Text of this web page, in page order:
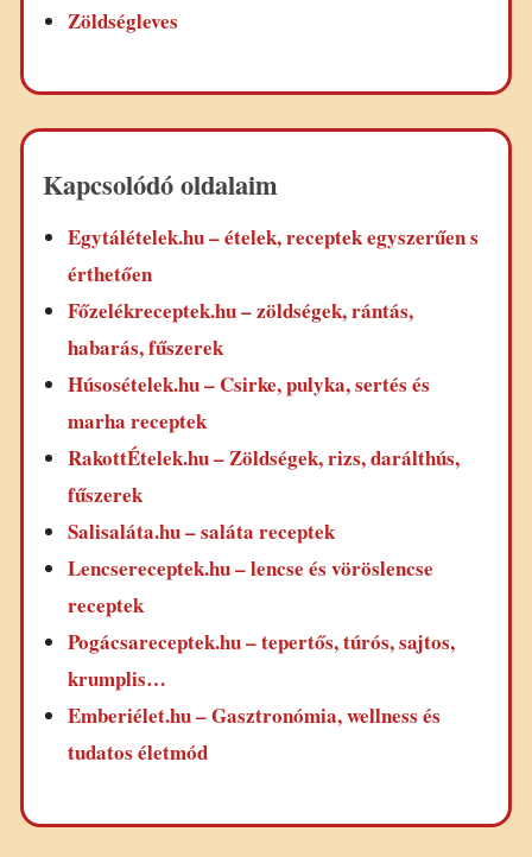
Zöldségleves
Kapcsolódó oldalaim
Egytálételek.hu – ételek, receptek egyszerűen s
érthetően
Főzelékreceptek.hu – zöldségek, rántás,
habarás, fűszerek
Húsosételek.hu – Csirke, pulyka, sertés és
marha receptek
RakottÉtelek.hu – Zöldségek, rizs, darálthús,
fűszerek
Salisaláta.hu – saláta receptek
Lencsereceptek.hu – lencse és vöröslencse
receptek
Pogácsareceptek.hu – tepertős, túrós, sajtos,
krumplis…
Emberiélet.hu – Gasztronómia, wellness és
tudatos életmód